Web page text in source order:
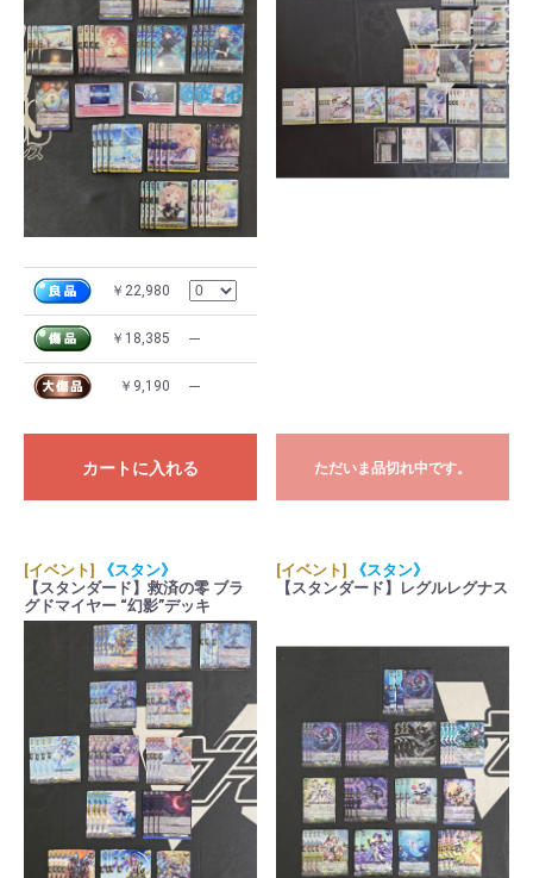
￥22,980
￥18,385 ---
￥9,190 ---
カートに入れる ただいま品切れ中です。
[イベント]
《スタン》
【スタンダード】救済の零 ブラ
グドマイヤー “幻影”デッキ
[イベント]
《スタン》
【スタンダード】レグルレグナス